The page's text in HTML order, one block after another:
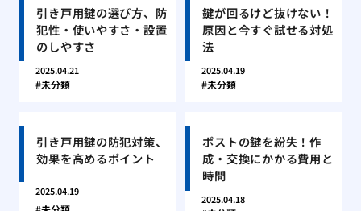
引き戸用鍵の選び方、防
犯性・使いやすさ・設置
のしやすさ
2025.04.21
未分類
鍵が回るけど抜けない！
原因と今すぐ試せる対処
法
2025.04.19
未分類
引き戸用鍵の防犯対策、
効果を高めるポイント
2025.04.19
ポストの鍵を紛失！作
成・交換にかかる費用と
時間
2025.04.18